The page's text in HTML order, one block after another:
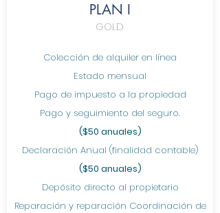
PLAN I
GOLD
Colección de alquiler en línea
Estado mensual
Pago de impuesto a la propiedad
Pago y seguimiento del seguro.
($50 anuales)
Declaración Anual (finalidad contable)
($50 anuales)
Depósito directo al propietario
Reparación y reparación Coordinación de